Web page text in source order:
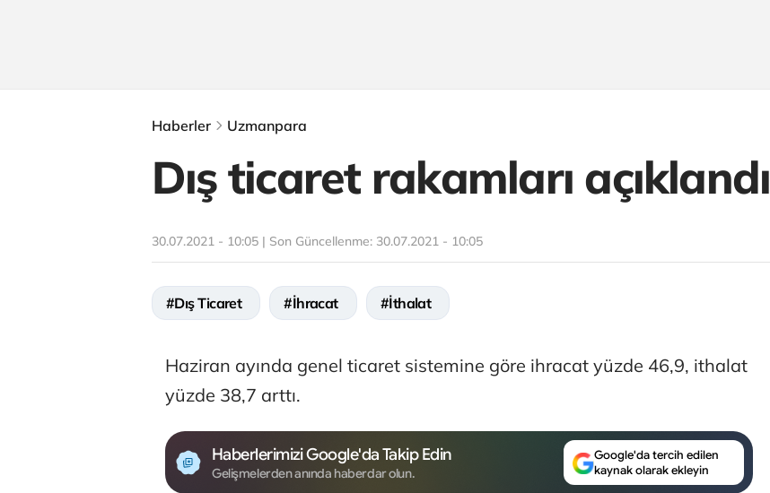
Haberler Uzmanpara
Dış ticaret rakamları açıklandı
30.07.2021 - 10:05 | Son Güncellenme: 30.07.2021 - 10:05
#Dış Ticaret #İhracat #İthalat
Haziran ayında genel ticaret sistemine göre ihracat yüzde 46,9, ithalat
yüzde 38,7 arttı.
Haberlerimizi Google'da Takip Edin
Gelişmelerden anında haberdar olun.
Google'da tercih edilen
kaynak olarak ekleyin